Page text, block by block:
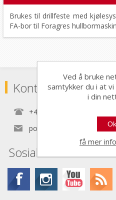
Brukes til drillfeste med
FA-bor til Foragres
Kontaktinformasjon
+47 22 30 40 70
post@nordictools.no
Sosiale medier
Ved å bruke
samtykker du i at
i din
Ok
få mer